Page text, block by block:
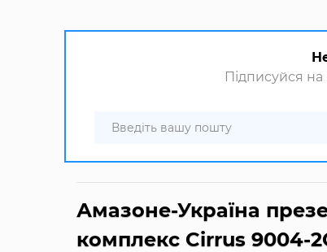
Підписуйся на
Амазоне-Україна
комплекс Cirrus 9004-